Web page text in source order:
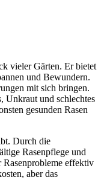
vieler Gärten. Er bietet
und Bewundern.
mit sich bringen.
Unkraut und schlechtes
gesunden Rasen
Durch die
Rasenpflege und
Rasenprobleme effektiv
aber das